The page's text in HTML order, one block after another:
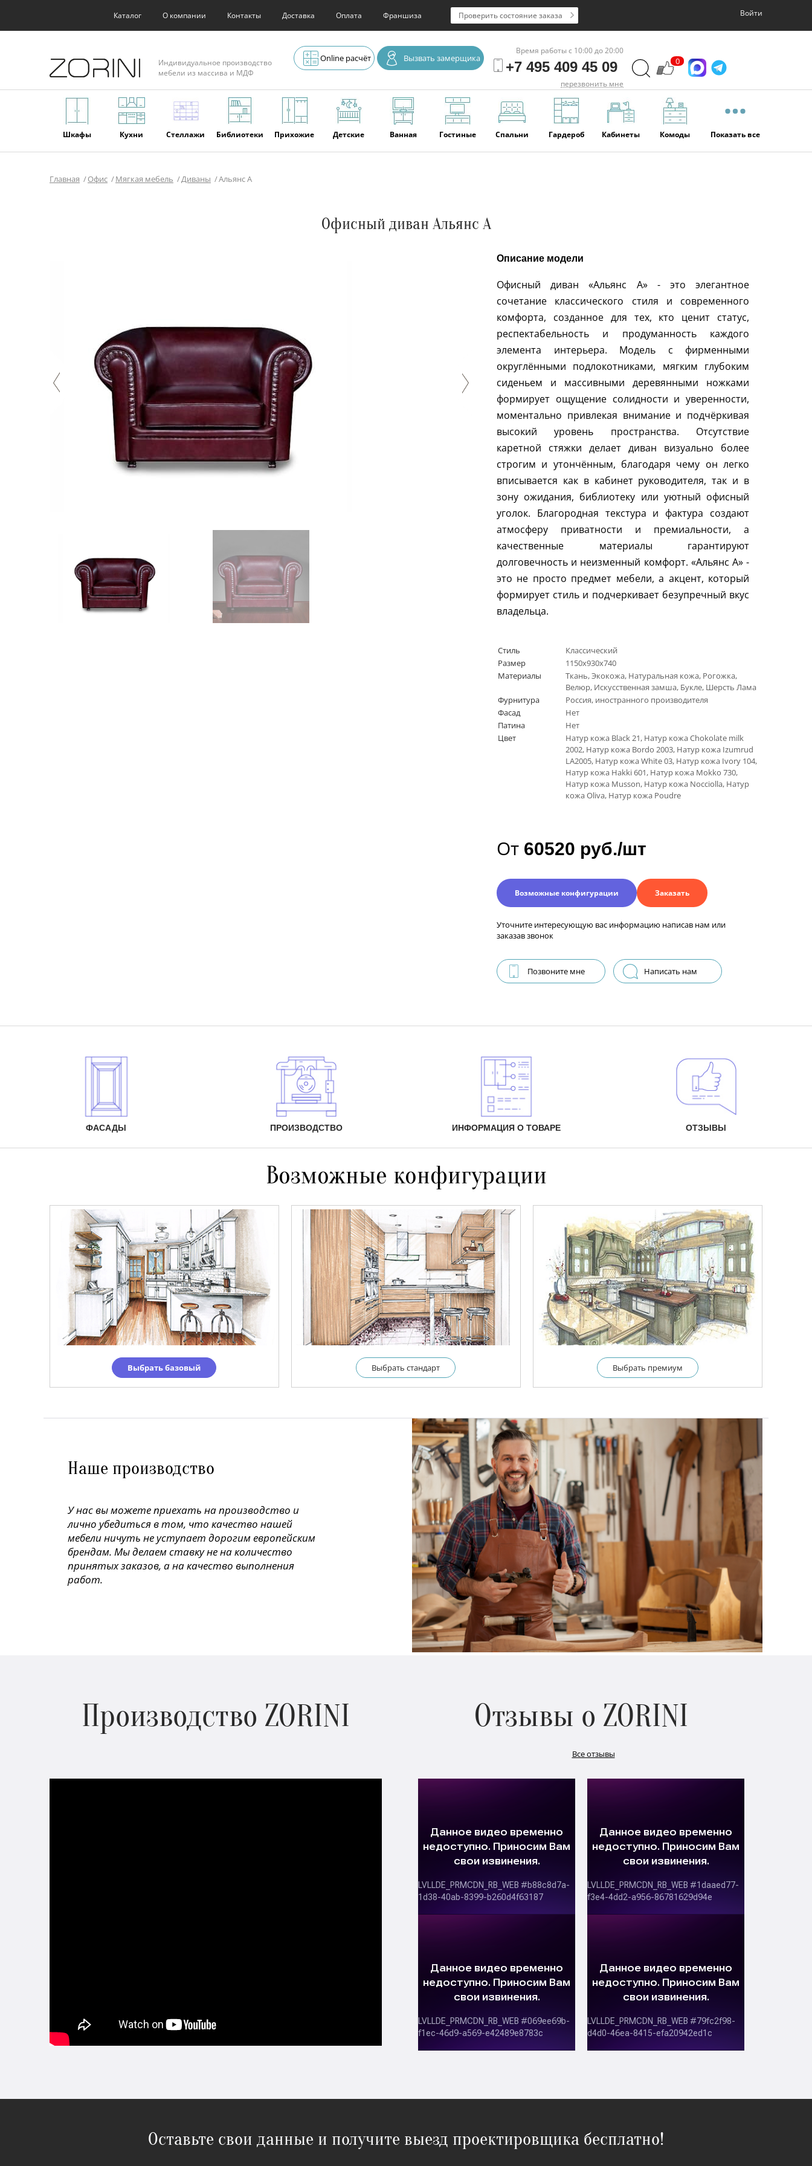
Каталог О компании Контакты Доставка Оплата Франшиза Войти
Проверить состояние заказа
Индивидуальное производство
мебели из массива и МДФ
Online расчёт Вызвать замерщика
Время работы с 10:00 до 20:00
+7 495 409 45 09
перезвонить мне
0
Шкафы Кухни Стеллажи Библиотеки Прихожие Детские Ванная Гостиные Спальни Гардероб Кабинеты Комоды Показать все
Главная Офис Мягкая мебель Диваны Альянс А
Офисный диван Альянс А
Описание модели
Офисный диван «Альянс А» - это элегантное
сочетание классического стиля и современного
комфорта, созданное для тех, кто ценит статус,
респектабельность и продуманность каждого
элемента интерьера. Модель с фирменными
округлёнными подлокотниками, мягким глубоким
сиденьем и массивными деревянными ножками
формирует ощущение солидности и уверенности,
моментально привлекая внимание и подчёркивая
высокий уровень пространства. Отсутствие
каретной стяжки делает диван визуально более
строгим и утончённым, благодаря чему он легко
вписывается как в кабинет руководителя, так и в
зону ожидания, библиотеку или уютный офисный
уголок. Благородная текстура и фактура создают
атмосферу приватности и премиальности, а
качественные материалы гарантируют
долговечность и неизменный комфорт. «Альянс А» -
это не просто предмет мебели, а акцент, который
формирует стиль и подчеркивает безупречный вкус
владельца.
Стиль
Классический
Размер
1150х930х740
Материалы
Ткань, Экокожа, Натуральная кожа, Рогожка,
Велюр, Искусственная замша, Букле, Шерсть Лама
Фурнитура
Россия, иностранного производителя
Фасад
Нет
Патина
Нет
Цвет
Натур кожа Black 21, Натур кожа Chokolate milk
2002, Натур кожа Bordo 2003, Натур кожа Izumrud
LA2005, Натур кожа White 03, Натур кожа Ivory 104,
Натур кожа Hakki 601, Натур кожа Mokko 730,
Натур кожа Musson, Натур кожа Nocciolla, Натур
кожа Oliva, Натур кожа Poudre
От 60520 руб./шт
Возможные конфигурации Заказать
Уточните интересующую вас информацию написав нам или
заказав звонок
Позвоните мне Написать нам
ФАСАДЫ ПРОИЗВОДСТВО ИНФОРМАЦИЯ О ТОВАРЕ ОТЗЫВЫ
Возможные конфигурации
Выбрать базовый Выбрать cтандарт Выбрать премиум
Наше производство
У нас вы можете приехать на производство и
лично убедиться в том, что качество нашей
мебели ничуть не уступает дорогим европейским
брендам. Мы делаем ставку не на количество
принятых заказов, а на качество выполнения
работ.
Производство ZORINI Отзывы о ZORINI
Все отзывы
Оставьте свои данные и получите выезд проектировщика бесплатно!